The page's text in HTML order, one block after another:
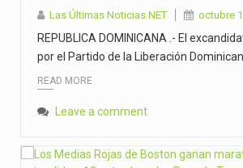
Las Últimas Noticias NET octubre
REPUBLICA DOMINICANA .- El
por el Partido de la Liberación
READ MORE
Leave a comment